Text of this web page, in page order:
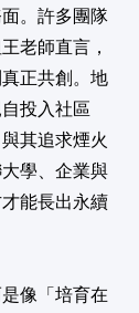
。許多團隊
老師直言，
正共創。地
投入社區
其追求煙火
學、企業與
能長出永續
像「培育在